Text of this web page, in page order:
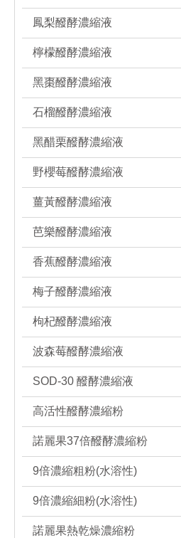
鳳梨醱酵濃縮液
檸檬醱酵濃縮液
黑棗醱酵濃縮液
石榴醱酵濃縮液
黑醋栗醱酵濃縮液
野櫻莓醱酵濃縮液
薑黃醱酵濃縮液
芭樂醱酵濃縮液
香蕉醱酵濃縮液
梅子醱酵濃縮液
枸杞醱酵濃縮液
波森莓醱酵濃縮液
SOD-30 醱酵濃縮液
高活性醱酵濃縮粉
諾麗果37倍醱酵濃縮粉
9倍濃縮粗粉(水溶性)
9倍濃縮細粉(水溶性)
諾麗果熱乾燥濃縮粉